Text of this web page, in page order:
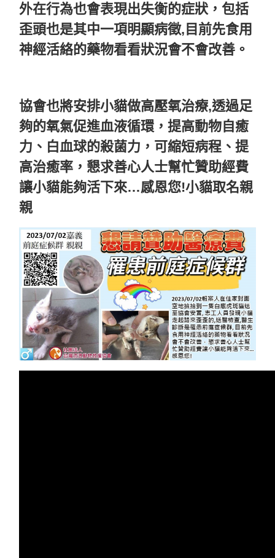
外在行為也會表現出失衡的症狀，包括
歪頭也是其中一項明顯病徵,目前先食用
神經活絡的藥物看看狀況會不會改善 。
協會也將安排小貓做高壓氧治療,透過足
夠的氧氣促進血液循環，提高動物自癒
力、白血球的殺菌力，可縮短病程、提
高治癒率，懇求善心人士幫忙贊助經費
讓小貓能夠活下來…感恩您!小貓取名親
親